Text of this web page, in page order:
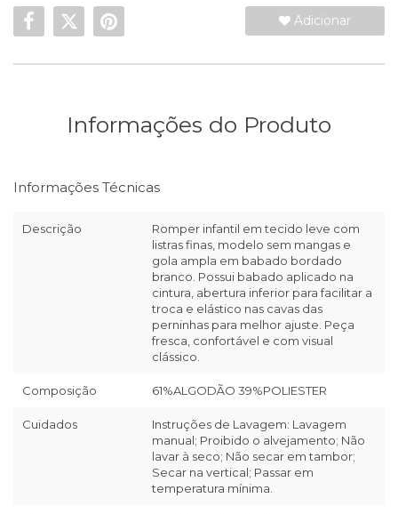
Adicionar
Informações do Produto
Informações Técnicas
Descrição
Romper infantil em tecido leve com
listras finas, modelo sem mangas e
gola ampla em babado bordado
branco. Possui babado aplicado na
cintura, abertura inferior para facilitar a
troca e elástico nas cavas das
perninhas para melhor ajuste. Peça
fresca, confortável e com visual
clássico.
Composição 61%ALGODÃO 39%POLIESTER
Cuidados
Instruções de Lavagem: Lavagem
manual; Proibido o alvejamento; Não
lavar à seco; Não secar em tambor;
Secar na vertical; Passar em
temperatura mínima.